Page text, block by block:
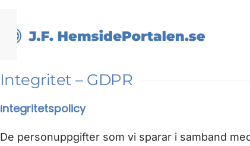
Integritet – GDPR
Integritetspolicy
De personuppgifter som vi sparar i samband